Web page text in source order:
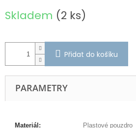
cena:
Skladem (2 ks)
Přidat do košíku
PARAMETRY
Materiál: Plastové pouzdro